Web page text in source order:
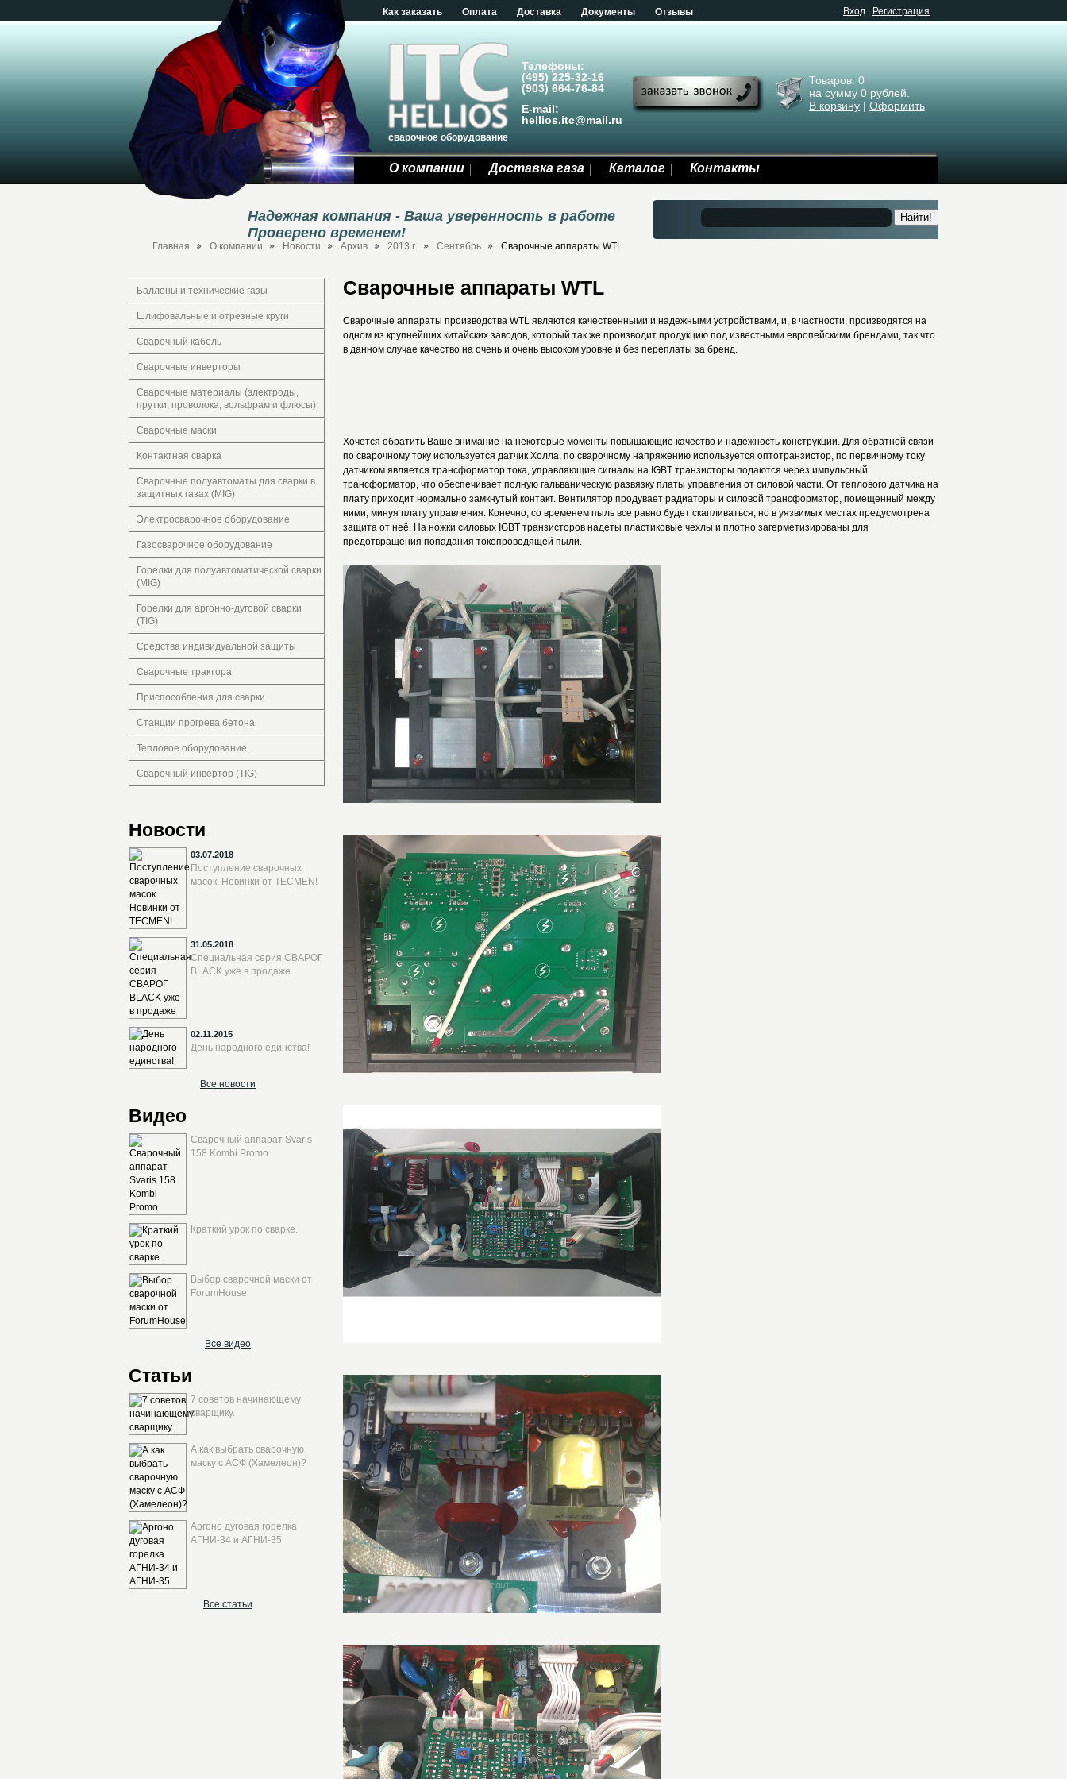
Как заказать Оплата Доставка Документы Отзывы Bход Регистрация
сварочное оборудование
Телефоны:
(495) 225-32-16
(903) 664-76-84
E-mail:
hellios.itc@mail.ru
Товаров: 0
на сумму 0 рублей.
В корзину | Оформить
О компании Доставка газа Каталог Контакты
Надежная компания - Ваша уверенность в работе
Проверено временем!
Найти!
Главная О компании Новости Архив 2013 г. Сентябрь Сварочные аппараты WTL
Баллоны и технические газы
Шлифовальные и отрезные круги
Сварочный кабель
Сварочные инверторы
Сварочные материалы (электроды,
прутки, проволока, вольфрам и флюсы)
Сварочные маски
Контактная сварка
Сварочные полуавтоматы для сварки в
защитных газах (MIG)
Электросварочное оборудование
Газосварочное оборудование
Горелки для полуавтоматической сварки
(MIG)
Горелки для аргонно-дуговой сварки
(TIG)
Средства индивидуальной защиты
Сварочные трактора
Приспособления для сварки.
Станции прогрева бетона
Тепловое оборудование.
Сварочный инвертор (TIG)
Новости
03.07.2018
Поступление сварочных
масок. Новинки от TECMEN!
31.05.2018
Специальная серия СВАРОГ
BLACK уже в продаже
02.11.2015
День народного единства!
Все новости
Видео
Сварочный аппарат Svaris
158 Kombi Promo
Краткий урок по сварке.
Выбор сварочной маски от
ForumHouse
Все видео
Статьи
7 советов начинающему
сварщику.
А как выбрать сварочную
маску с АСФ (Хамелеон)?
Аргоно дуговая горелка
АГНИ-34 и АГНИ-35
Все статьи
Сварочные аппараты WTL
Сварочные аппараты производства WTL являются качественными и надежными устройствами, и, в частности, производятся на
одном из крупнейших китайских заводов, который так же производит продукцию под известными европейскими брендами, так что
в данном случае качество на очень и очень высоком уровне и без переплаты за бренд.
Хочется обратить Ваше внимание на некоторые моменты повышающие качество и надежность конструкции. Для обратной связи
по сварочному току используется датчик Холла, по сварочному напряжению используется оптотранзистор, по первичному току
датчиком является трансформатор тока, управляющие сигналы на IGBT транзисторы подаются через импульсный
трансформатор, что обеспечивает полную гальваническую развязку платы управления от силовой части. От теплового датчика на
плату приходит нормально замкнутый контакт. Вентилятор продувает радиаторы и силовой трансформатор, помещенный между
ними, минуя плату управления. Конечно, со временем пыль все равно будет скапливаться, но в уязвимых местах предусмотрена
защита от неё. На ножки силовых IGBT транзисторов надеты пластиковые чехлы и плотно загерметизированы для
предотвращения попадания токопроводящей пыли.